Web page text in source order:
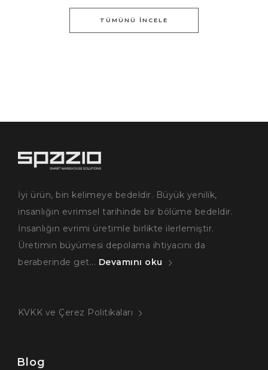
TÜMÜNÜ İNCELE
İyi ürün, bin kelimeye bedeldir. Büyük yenilik,
insanlığın evrimsel tarihinde bir bölüme bedeldir.
İnsanlığın evrimi üretimle birlikte ilerlemiştir.
Üretimin büyümesi depolama ihtiyacını da
beraberinde get... Devamını oku
KVKK ve Çerez Politikaları
Blog